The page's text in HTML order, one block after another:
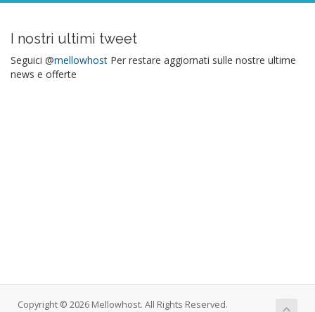
I nostri ultimi tweet
Seguici @mellowhost Per restare aggiornati sulle nostre ultime
news e offerte
Copyright © 2026 Mellowhost. All Rights Reserved.